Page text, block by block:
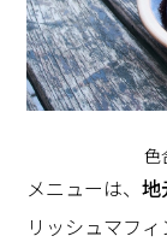
色
メニューは、地
リッシュマフ